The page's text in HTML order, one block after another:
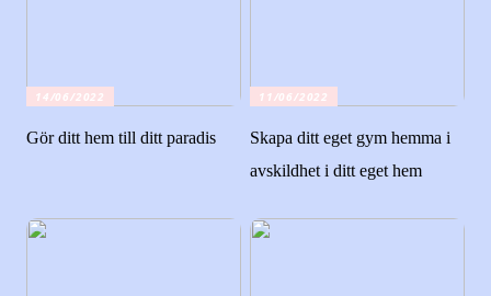
14/06/2022
Gör ditt hem till ditt paradis
11/06/2022
Skapa ditt eget gym hemma i
avskildhet i ditt eget hem